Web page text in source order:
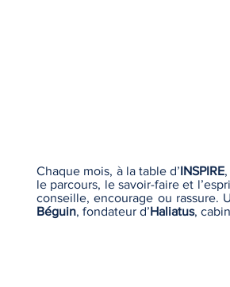
Chaque mois, à la table d’INSPIRE
le parcours, le savoir-faire et
conseille, encourage ou rassure.
Béguin, fondateur d’Haliatus,